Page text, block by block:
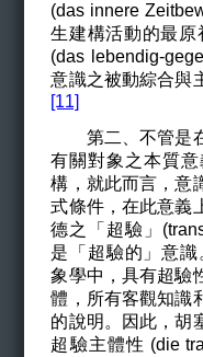
(das innere
生建構活動的最
(das lebendig-
意識之被動綜合與
[11]
第二、不管是
有關對象之本質
構，就此而言，意
式條件，在此意義
德之「超驗」(
是「超驗的」意識
象學中，具有超驗
體，所有客觀知識
的說明。因此，胡
超驗主體性 (die